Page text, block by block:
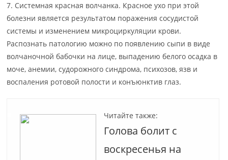
7. Системная красная волчанка. Красное ухо при этой
болезни является результатом поражения сосудистой
системы и изменением микроциркуляции крови.
Распознать патологию можно по появлению сыпи в виде
волчаночной бабочки на лице, выпадению белого осадка в
моче, анемии, судорожного синдрома, психозов, язв и
воспаления ротовой полости и конъюнктив глаз.
Читайте также:
Голова болит с
воскресенья на